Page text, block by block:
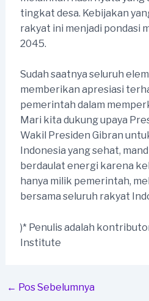
tingkat desa. Kebijakan
rakyat ini menjadi pondasi
2045.
Sudah saatnya seluruh
memberikan apresiasi
pemerintah dalam
Mari kita dukung upaya
Wakil Presiden Gibran
Indonesia yang sehat,
berdaulat energi karena
hanya milik pemerintah,
bersama seluruh rakyat
)* Penulis adalah
Institute
Post
← Pos Sebelumnya